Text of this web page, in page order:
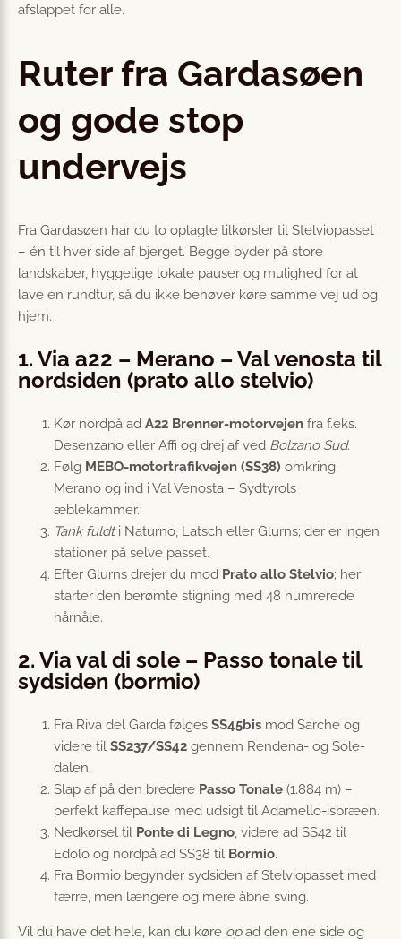
afslappet for alle.
Ruter fra Gardasøen
og gode stop
undervejs
Fra Gardasøen har du to oplagte tilkørsler til Stelviopasset
– én til hver side af bjerget. Begge byder på store
landskaber, hyggelige lokale pauser og mulighed for at
lave en rundtur, så du ikke behøver køre samme vej ud og
hjem.
1. Via a22 – Merano – Val venosta til
nordsiden (prato allo stelvio)
Kør nordpå ad A22 Brenner-motorvejen fra f.eks.
Desenzano eller Affi og drej af ved Bolzano Sud.
Følg MEBO-motortrafikvejen (SS38) omkring
Merano og ind i Val Venosta – Sydtyrols
æblekammer.
Tank fuldti Naturno, Latsch eller Glurns; der er ingen
stationer på selve passet.
Efter Glurns drejer du mod Prato allo Stelvio; her
starter den berømte stigning med 48 numrerede
hårnåle.
2. Via val di sole – Passo tonale til
sydsiden (bormio)
Fra Riva del Garda følges SS45bis mod Sarche og
videre til SS237/SS42 gennem Rendena- og Sole-
dalen.
Slap af på den bredere Passo Tonale (1.884 m) –
perfekt kaffepause med udsigt til Adamello-isbræen.
Nedkørsel til Ponte di Legno, videre ad SS42 til
Edolo og nordpå ad SS38 til Bormio.
Fra Bormio begynder sydsiden af Stelviopasset med
færre, men længere og mere åbne sving.
Vil du have det hele, kan du køre opad den ene side og